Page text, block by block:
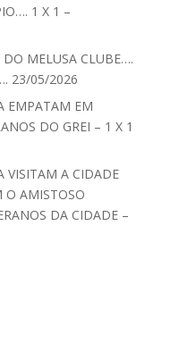
1 X 1 –
DO MELUSA CLUBE….
23/05/2026
EMPATAM EM
DO GREI – 1 X 1
VISITAM A CIDADE
O AMISTOSO
DA CIDADE –